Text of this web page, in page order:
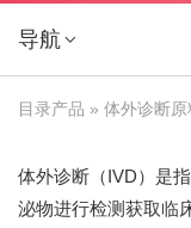
导航
目录产品 » 体外诊断原
体外诊断（IVD）是
泌物进行检测获取临